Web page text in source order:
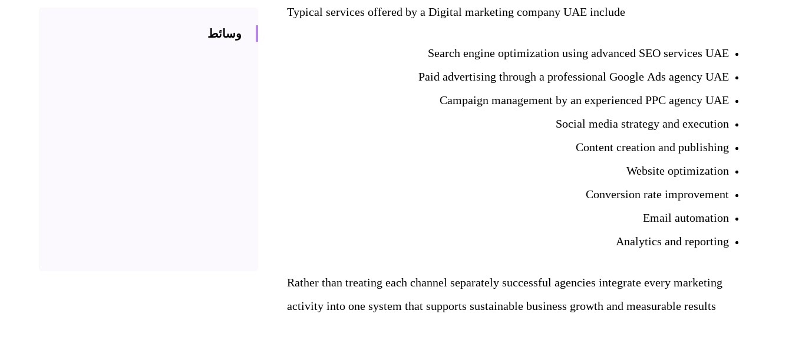
Typical services offered by a Digital marketing company UAE include
Search engine optimization using advanced SEO services UAE
Paid advertising through a professional Google Ads agency UAE
Campaign management by an experienced PPC agency UAE
Social media strategy and execution
Content creation and publishing
Website optimization
Conversion rate improvement
Email automation
Analytics and reporting
Rather than treating each channel separately successful agencies integrate every marketing
activity into one system that supports sustainable business growth and measurable results
وسائط